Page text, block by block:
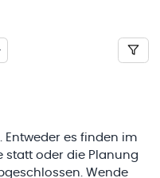
Entweder es finden im
statt oder die Planung
Wende